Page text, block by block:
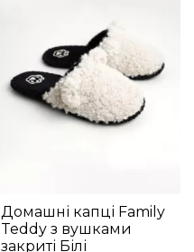
Домашні капці Family
Teddy з вушками
закриті Білі